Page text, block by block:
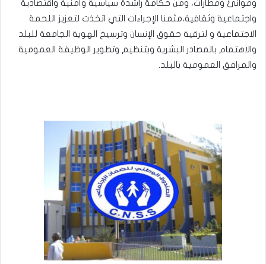
وموانئ ومطارات، ومن حكامة راشدة سياسية وأمنية واقتصادية
واجتماعية وثقافية،مثمنا الإجراءات التي اتخذت لتعزيز اللحمة
الاجتماعية و لترقية حقوق الإنسان وترسيخ الهوية الجامعة للبلد
والاهتمام بالمصادر البشرية وبتنظيم وتطوير الوظيفة العمومية
والمرافق العمومية بالبلد.